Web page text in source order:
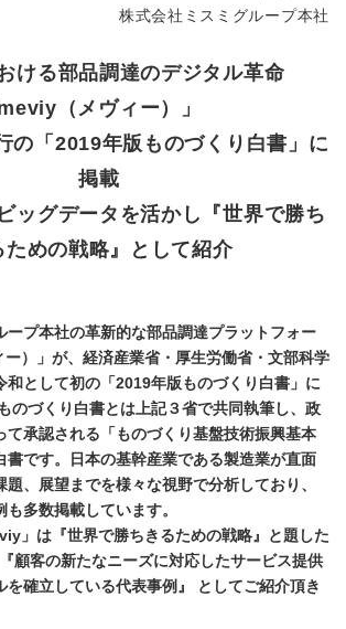
株式会社ミスミグループ本社
ける部品調達のデジタル革命
meviy（メヴィー）」
の「2019年版ものづくり白書」に
掲載
ッグデータを活かし『世界で勝ち
ための戦略』として紹介
ープ本社の革新的な部品調達プラットフォー
）」が、経済産業省・厚生労働省・文部科学
和として初の「2019年版ものづくり白書」に
のづくり白書とは上記３省で共同執筆し、政
て承認される「ものづくり基盤技術振興基本
書です。日本の基幹産業である製造業が直面
題、展望までを様々な視野で分析しており、
多数掲載しています。
」は『世界で勝ちきるための戦略』と題した
顧客の新たなニーズに対応したサービス提供
を確立している代表事例』 としてご紹介頂き